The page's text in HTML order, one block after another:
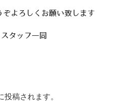
よろしくお願い致します
タッフ一同
稿されます。